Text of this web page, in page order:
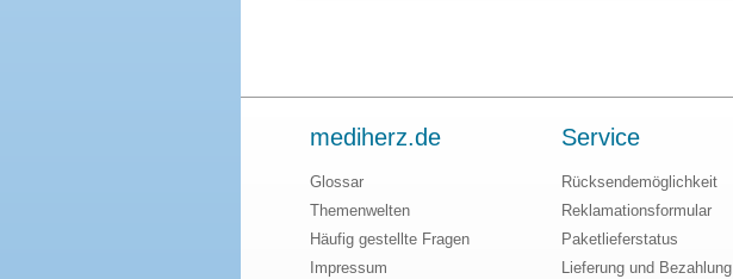
mediherz.de
Glossar
Themenwelten
Häufig gestellte Fragen
Impressum
Service
Rücksendemöglichkeit
Reklamationsformular
Paketlieferstatus
Lieferung und Bezahlung